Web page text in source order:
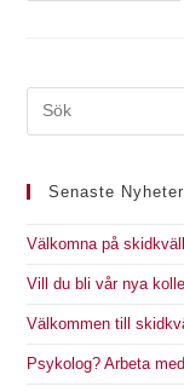
Senaste
Välkomna på
Vill du bli vår nya
Välkommen till
Psykolog? Arbeta